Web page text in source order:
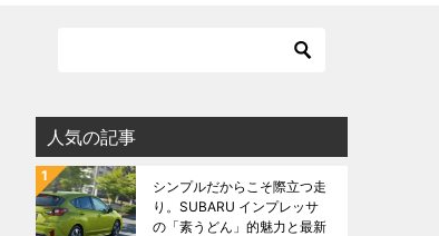
人気の記事
シンプルだからこそ際立つ走
り。SUBARU インプレッサ
の「素うどん」的魅力と最新